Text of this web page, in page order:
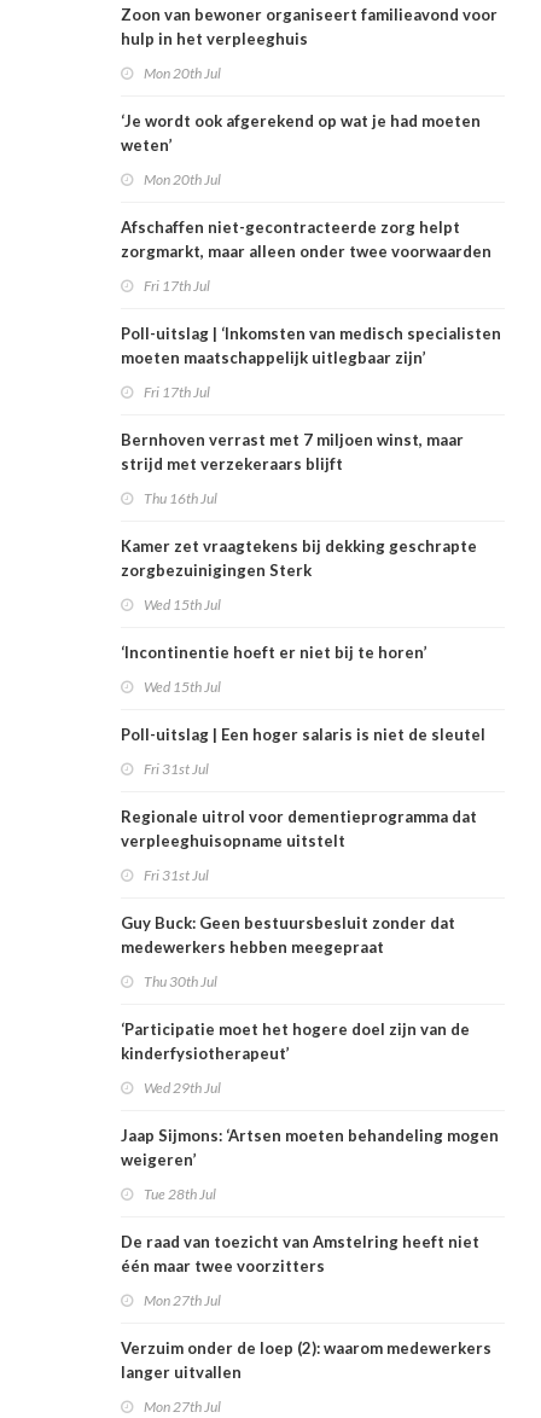
Zoon van bewoner organiseert familieavond voor
hulp in het verpleeghuis
Mon 20th Jul
‘Je wordt ook afgerekend op wat je had moeten
weten’
Mon 20th Jul
Afschaffen niet-gecontracteerde zorg helpt
zorgmarkt, maar alleen onder twee voorwaarden
Fri 17th Jul
Poll-uitslag | ‘Inkomsten van medisch specialisten
moeten maatschappelijk uitlegbaar zijn’
Fri 17th Jul
Bernhoven verrast met 7 miljoen winst, maar
strijd met verzekeraars blijft
Thu 16th Jul
Kamer zet vraagtekens bij dekking geschrapte
zorgbezuinigingen Sterk
Wed 15th Jul
‘Incontinentie hoeft er niet bij te horen’
Wed 15th Jul
Poll-uitslag | Een hoger salaris is niet de sleutel
Fri 31st Jul
Regionale uitrol voor dementieprogramma dat
verpleeghuisopname uitstelt
Fri 31st Jul
Guy Buck: Geen bestuursbesluit zonder dat
medewerkers hebben meegepraat
Thu 30th Jul
‘Participatie moet het hogere doel zijn van de
kinderfysiotherapeut’
Wed 29th Jul
Jaap Sijmons: ‘Artsen moeten behandeling mogen
weigeren’
Tue 28th Jul
De raad van toezicht van Amstelring heeft niet
één maar twee voorzitters
Mon 27th Jul
Verzuim onder de loep (2): waarom medewerkers
langer uitvallen
Mon 27th Jul